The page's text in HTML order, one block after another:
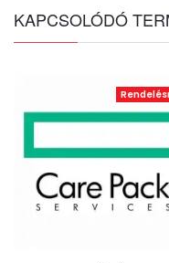
KAPCSOLÓDÓ